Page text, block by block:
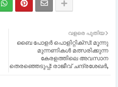
വളരെ പുതിയ
ബൈ പോളർ പൊളിറ്റിക്സ്: മൂന്നു
മുന്നണികള്‍ മത്സരിക്കുന്ന
കേരളത്തിലെ അവസാന
തെരഞ്ഞെടുപ്പ്: രാജീവ് ചന്ദ്രശേഖര്‍,